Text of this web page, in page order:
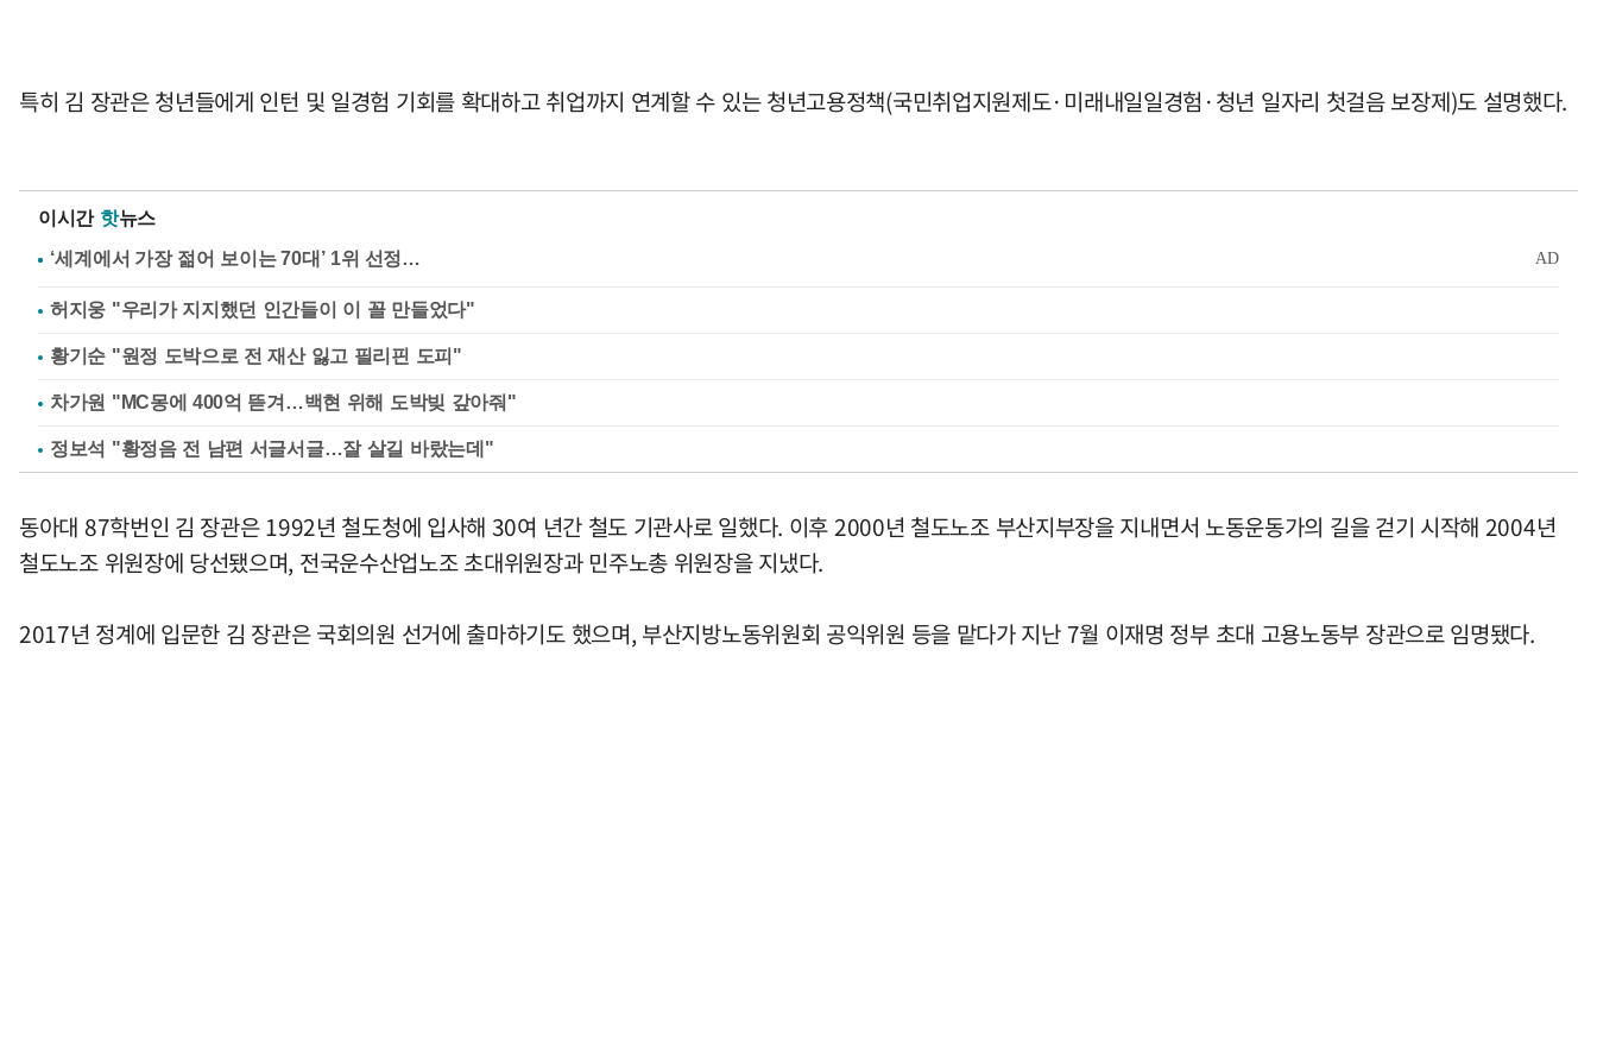
특히 김 장관은 청년들에게 인턴 및 일경험 기회를 확대하고 취업까지 연계할 수 있는 청년고용정책(국민취업지원제도·미래내일일경험·청년 일자리 첫걸음 보장제)도 설명했다.
이시간 핫뉴스
허지웅 "우리가 지지했던 인간들이 이 꼴 만들었다"
황기순 "원정 도박으로 전 재산 잃고 필리핀 도피"
차가원 "MC몽에 400억 뜯겨…백현 위해 도박빚 갚아줘"
정보석 "황정음 전 남편 서글서글…잘 살길 바랐는데"
동아대 87학번인 김 장관은 1992년 철도청에 입사해 30여 년간 철도 기관사로 일했다. 이후 2000년 철도노조 부산지부장을 지내면서 노동운동가의 길을 걷기 시작해 2004년
철도노조 위원장에 당선됐으며, 전국운수산업노조 초대위원장과 민주노총 위원장을 지냈다.
2017년 정계에 입문한 김 장관은 국회의원 선거에 출마하기도 했으며, 부산지방노동위원회 공익위원 등을 맡다가 지난 7월 이재명 정부 초대 고용노동부 장관으로 임명됐다.